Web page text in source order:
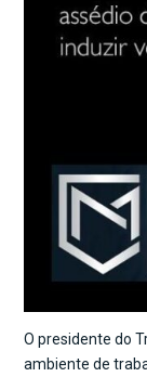
O presidente do
ambiente de